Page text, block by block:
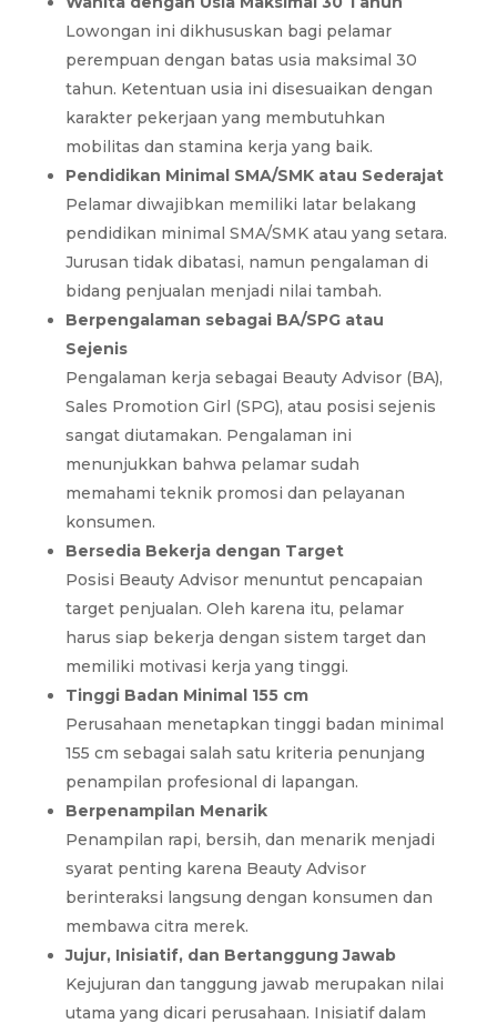
Lowongan ini dikhususkan bagi pelamar
perempuan dengan batas usia maksimal 30
tahun. Ketentuan usia ini disesuaikan dengan
karakter pekerjaan yang membutuhkan
mobilitas dan stamina kerja yang baik.
Pendidikan Minimal SMA/SMK atau Sederajat
Pelamar diwajibkan memiliki latar belakang
pendidikan minimal SMA/SMK atau yang setara.
Jurusan tidak dibatasi, namun pengalaman di
bidang penjualan menjadi nilai tambah.
Berpengalaman sebagai BA/SPG atau
Sejenis
Pengalaman kerja sebagai Beauty Advisor (BA),
Sales Promotion Girl (SPG), atau posisi sejenis
sangat diutamakan. Pengalaman ini
menunjukkan bahwa pelamar sudah
memahami teknik promosi dan pelayanan
konsumen.
Bersedia Bekerja dengan Target
Posisi Beauty Advisor menuntut pencapaian
target penjualan. Oleh karena itu, pelamar
harus siap bekerja dengan sistem target dan
memiliki motivasi kerja yang tinggi.
Tinggi Badan Minimal 155 cm
Perusahaan menetapkan tinggi badan minimal
155 cm sebagai salah satu kriteria penunjang
penampilan profesional di lapangan.
Berpenampilan Menarik
Penampilan rapi, bersih, dan menarik menjadi
syarat penting karena Beauty Advisor
berinteraksi langsung dengan konsumen dan
membawa citra merek.
Jujur, Inisiatif, dan Bertanggung Jawab
Kejujuran dan tanggung jawab merupakan nilai
utama yang dicari perusahaan. Inisiatif dalam